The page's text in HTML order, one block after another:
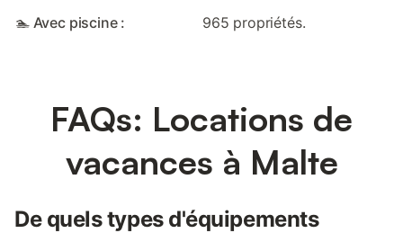
🏊 Avec piscine : 965 propriétés.
FAQs: Locations de
vacances à Malte
De quels types d'équipements